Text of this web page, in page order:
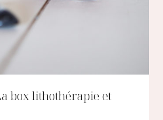
box lithothérapie et